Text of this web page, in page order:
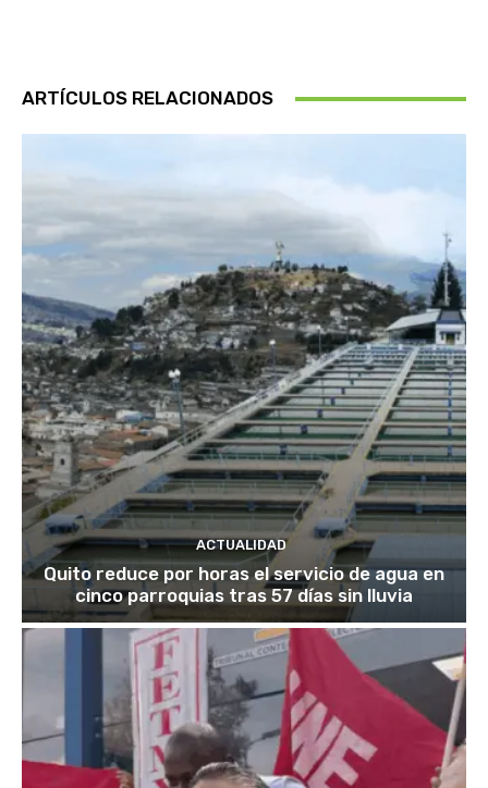
ARTÍCULOS RELACIONADOS
ACTUALIDAD
Quito reduce por horas el servicio de agua en
cinco parroquias tras 57 días sin lluvia